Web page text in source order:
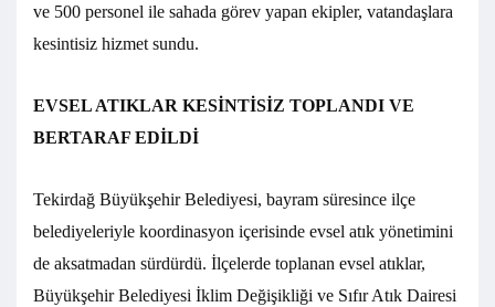
ve 500 personel ile sahada görev yapan ekipler, vatandaşlara
kesintisiz hizmet sundu.
EVSEL ATIKLAR KESİNTİSİZ TOPLANDI VE
BERTARAF EDİLDİ
Tekirdağ Büyükşehir Belediyesi, bayram süresince ilçe
belediyeleriyle koordinasyon içerisinde evsel atık yönetimini
de aksatmadan sürdürdü. İlçelerde toplanan evsel atıklar,
Büyükşehir Belediyesi İklim Değişikliği ve Sıfır Atık Dairesi